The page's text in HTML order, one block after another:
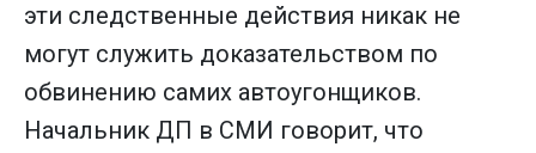
эти следственные действия никак не
могут служить доказательством по
обвинению самих автоугонщиков.
Начальник ДП в СМИ говорит, что